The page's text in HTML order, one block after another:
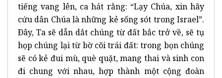
tiếng vang lên, ca hát rằng: “Lạy Chúa, xin hãy
cứu dân Chúa là những kẻ sống sót trong Israel”.
Ðây, Ta sẽ dẫn dắt chúng từ đất bắc trở về, sẽ tụ
họp chúng lại từ bờ cõi trái đất: trong bọn chúng
sẽ có kẻ đui mù, què quặt, mang thai và sinh con
đi chung với nhau, hợp thành một cộng đoàn